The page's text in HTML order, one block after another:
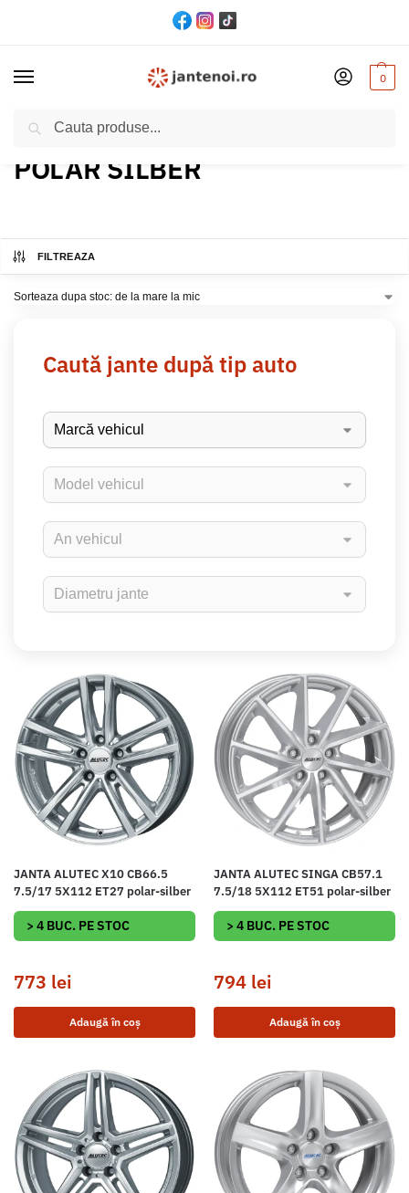
0
Acasă Produs Culoare / POLAR SILBER
POLAR SILBER
FILTREAZA
Caută jante după tip auto
JANTA ALUTEC X10 CB66.5
7.5/17 5X112 ET27 polar-silber
> 4 BUC. PE STOC
773 lei
Adaugă în coș
JANTA ALUTEC SINGA CB57.1
7.5/18 5X112 ET51 polar-silber
> 4 BUC. PE STOC
794 lei
Adaugă în coș